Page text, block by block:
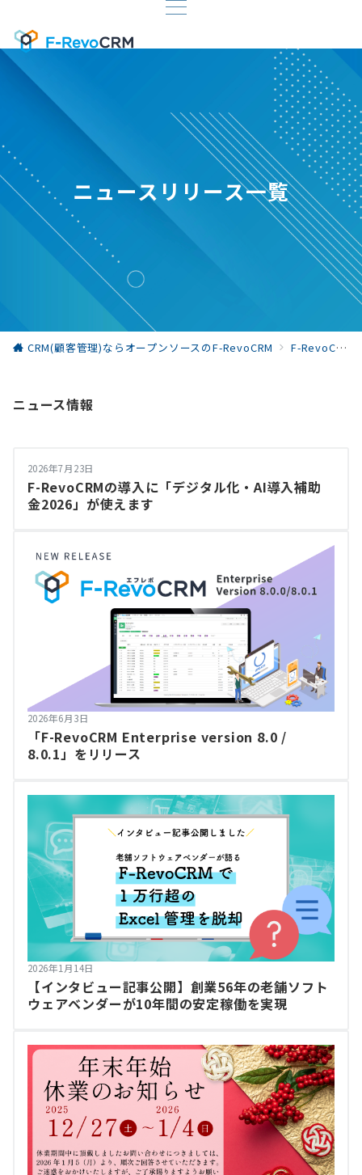
ニュースリリース一覧
CRM(顧客管理)ならオープンソースのF-RevoCRM F-RevoCRM お役立ち情報
ニュース情報
2026年7月23日
F-RevoCRMの導入に「デジタル化・AI導入補助
金2026」が使えます
2026年6月3日
「F-RevoCRM Enterprise version 8.0 /
8.0.1」をリリース
2026年1月14日
【インタビュー記事公開】創業56年の老舗ソフト
ウェアベンダーが10年間の安定稼働を実現